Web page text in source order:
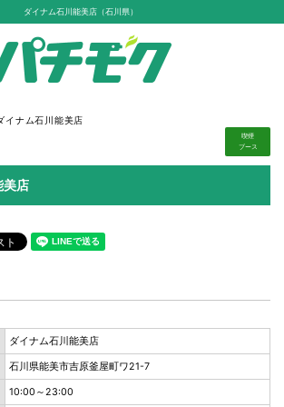
ダイナム石川能美店（石川県）
イナム石川能美店
喫煙
ブース
美店
ダイナム石川能美店
石川県能美市吉原釜屋町ワ21-7
10:00～23:00